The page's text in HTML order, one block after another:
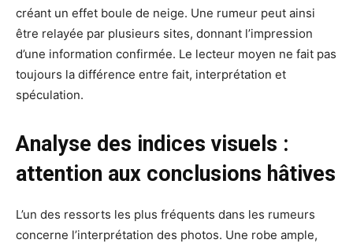
créant un effet boule de neige. Une rumeur peut ainsi
être relayée par plusieurs sites, donnant l’impression
d’une information confirmée. Le lecteur moyen ne fait pas
toujours la différence entre fait, interprétation et
spéculation.
Analyse des indices visuels :
attention aux conclusions hâtives
L’un des ressorts les plus fréquents dans les rumeurs
concerne l’interprétation des photos. Une robe ample,